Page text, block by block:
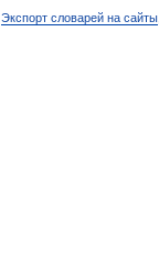
Экспорт словарей на сайты